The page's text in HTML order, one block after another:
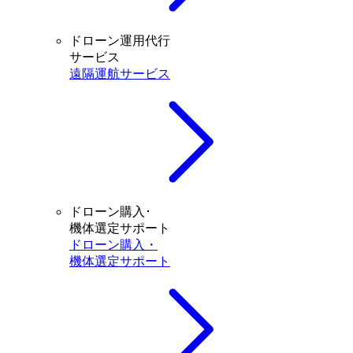
ドローン運用代行
サービス
遠隔運航サービス
ドローン購入･
機体選定サポート
ドローン購入・
機体選定サポート